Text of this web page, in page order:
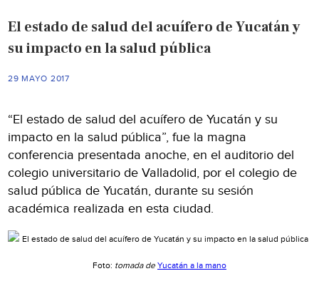
El estado de salud del acuífero de Yucatán y
su impacto en la salud pública
29 MAYO 2017
“El estado de salud del acuífero de Yucatán y su
impacto en la salud pública”, fue la magna
conferencia presentada anoche, en el auditorio del
colegio universitario de Valladolid, por el colegio de
salud pública de Yucatán, durante su sesión
académica realizada en esta ciudad.
Foto: tomada de Yucatán a la mano